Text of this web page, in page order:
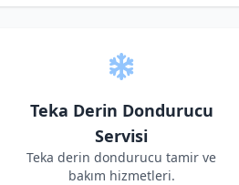
Teka Derin Dondurucu
Servisi
Teka derin dondurucu tamir ve
bakım hizmetleri.